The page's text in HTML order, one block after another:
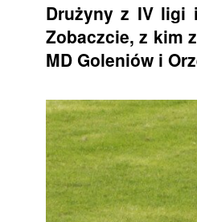
Drużyny z IV ligi
Zobaczcie, z kim
MD Goleniów i